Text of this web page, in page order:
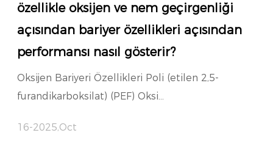
özellikle oksijen ve nem geçirgenliği
açısından bariyer özellikleri açısından
performansı nasıl gösterir?
Oksijen Bariyeri Özellikleri Poli (etilen 2,5-
furandikarboksilat) (PEF) Oksi...
16-2025,Oct